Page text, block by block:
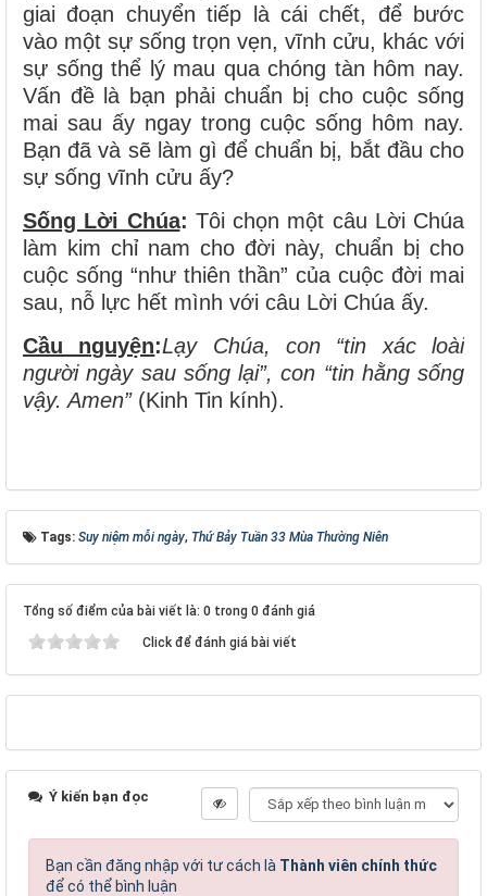
giai đoạn chuyển tiếp là cái chết, để bước
vào một sự sống trọn vẹn, vĩnh cửu, khác với
sự sống thể lý mau qua chóng tàn hôm nay.
Vấn đề là bạn phải chuẩn bị cho cuộc sống
mai sau ấy ngay trong cuộc sống hôm nay.
Bạn đã và sẽ làm gì để chuẩn bị, bắt đầu cho
sự sống vĩnh cửu ấy?
Sống Lời Chúa: Tôi chọn một câu Lời Chúa
làm kim chỉ nam cho đời này, chuẩn bị cho
cuộc sống “như thiên thần” của cuộc đời mai
sau, nỗ lực hết mình với câu Lời Chúa ấy.
Cầu nguyện:Lạy Chúa, con “tin xác loài
người ngày sau sống lại”, con “tin hằng sống
vậy. Amen”(Kinh Tin kính).
Tags: Suy niệm mỗi ngày, Thứ Bảy Tuần 33 Mùa Thường Niên
Tổng số điểm của bài viết là: 0 trong 0 đánh giá
Click để đánh giá bài viết
Ý kiến bạn đọc
Bạn cần đăng nhập với tư cách là Thành viên chính thức
để có thể bình luận